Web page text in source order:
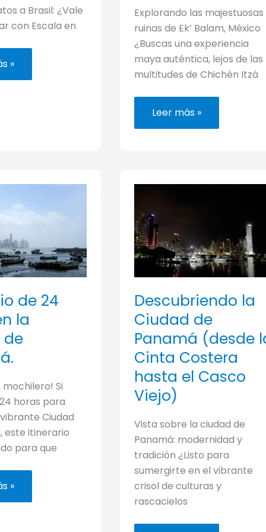
a Brasil: ¿Vale
con Escala en
»
Explorando las majestuosas
ruinas de Ek’ Balam, México
¿Buscas una experiencia
maya auténtica, lejos de las
multitudes de Chichén Itzá
Guía
visitar
de
de
Yucatán
Leer más »
de 24
la
mochilero! Si
horas para
Ciudad
este itinerario
para que
»
Descubriendo la
Ciudad de
Panamá (desde
Cinta Costera
hasta el Casco
Viejo)
Vista sobre la ciudad de
Panamá: modernidad y
tradición ¿Listo para
sumergirte en el vibrante
crisol de culturas y
rascacielos